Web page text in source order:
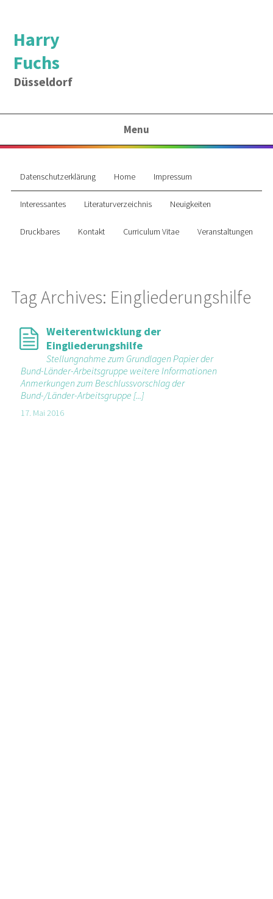
Harry
Fuchs
Düsseldorf
Menu
Datenschutzerklärung Home Impressum
Interessantes Literaturverzeichnis Neuigkeiten
Druckbares Kontakt Curriculum Vitae Veranstaltungen
Tag Archives: Eingliederungshilfe
Weiterentwicklung der
Eingliederungshilfe
Stellungnahme zum Grundlagen Papier der
Bund-Länder-Arbeitsgruppe weitere Informationen
Anmerkungen zum Beschlussvorschlag der
Bund-/Länder-Arbeitsgruppe [...]
17. Mai 2016